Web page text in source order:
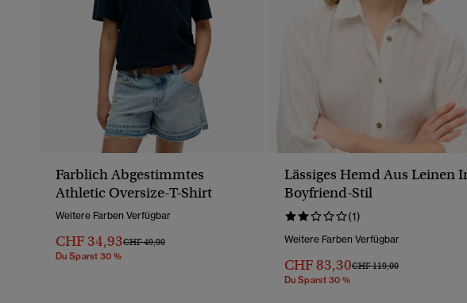
Farblich Abgestimmtes
Athletic Oversize-T-Shirt
Weitere Farben Verfügbar
CHF 34,93Preis Wurde Reduziert Von
CHF 49,90Bis
Du Sparst 30 %
Lässiges Hemd Aus Leinen
Boyfriend-Stil
(1)
Weitere Farben Verfügbar
CHF 83,30Preis Wurde Reduziert Von
CHF 119,00Bis
Du Sparst 30 %